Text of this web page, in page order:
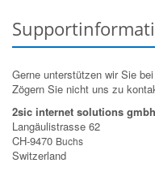
Gerne unterstützen wir Sie
Zögern Sie nicht uns zu
2sic internet solutions gmbh
Langäulistrasse 62
CH-9470 Buchs
Switzerland